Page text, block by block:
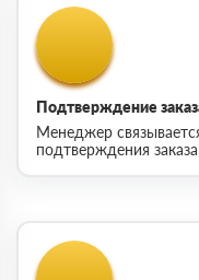
Подтверждение
Менеджер
подтверждения заказа